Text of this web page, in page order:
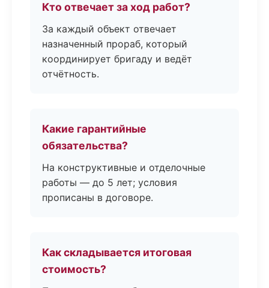
Кто отвечает за ход работ?
За каждый объект отвечает
назначенный прораб, который
координирует бригаду и ведёт
отчётность.
Какие гарантийные
обязательства?
На конструктивные и отделочные
работы — до 5 лет; условия
прописаны в договоре.
Как складывается итоговая
стоимость?